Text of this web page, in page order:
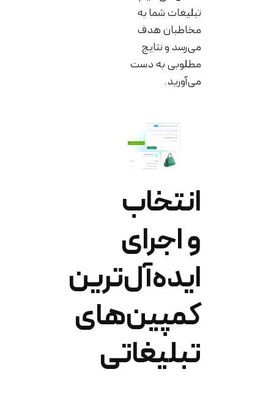
تبلیغات شما به
مخاطبان هدف
می‌رسد و نتایج
مطلوبی به دست
می‌آورید.
انتخاب
و اجرای
ایده‌آل‌ترین
کمپین‌های
تبلیغاتی